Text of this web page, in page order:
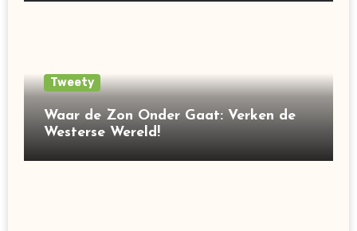
Tweety
Waar de Zon Onder Gaat: Verken de
Westerse Wereld!